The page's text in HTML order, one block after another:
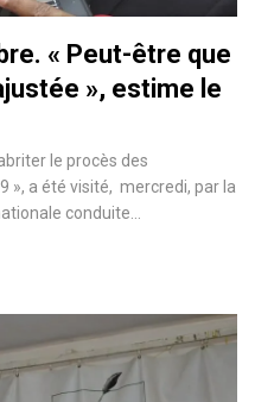
« Peut-être que
», estime le
le procès des
», a été visité, mercredi, par la
conduite…